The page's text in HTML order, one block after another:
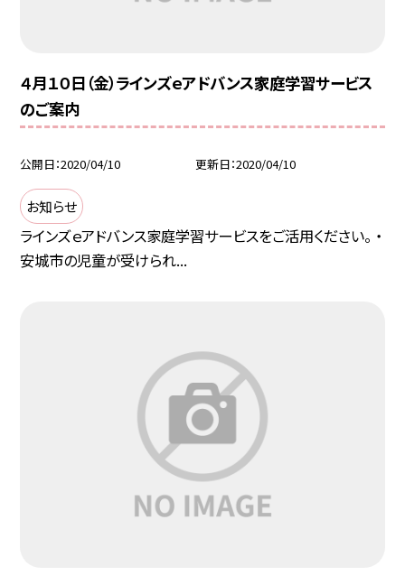
４月１０日（金）ラインズｅアドバンス家庭学習サービス
のご案内
公開日 2020/04/10 更新日 2020/04/10
お知らせ
ラインズｅアドバンス家庭学習サービスをご活用ください。 ・
安城市の児童が受けられ...